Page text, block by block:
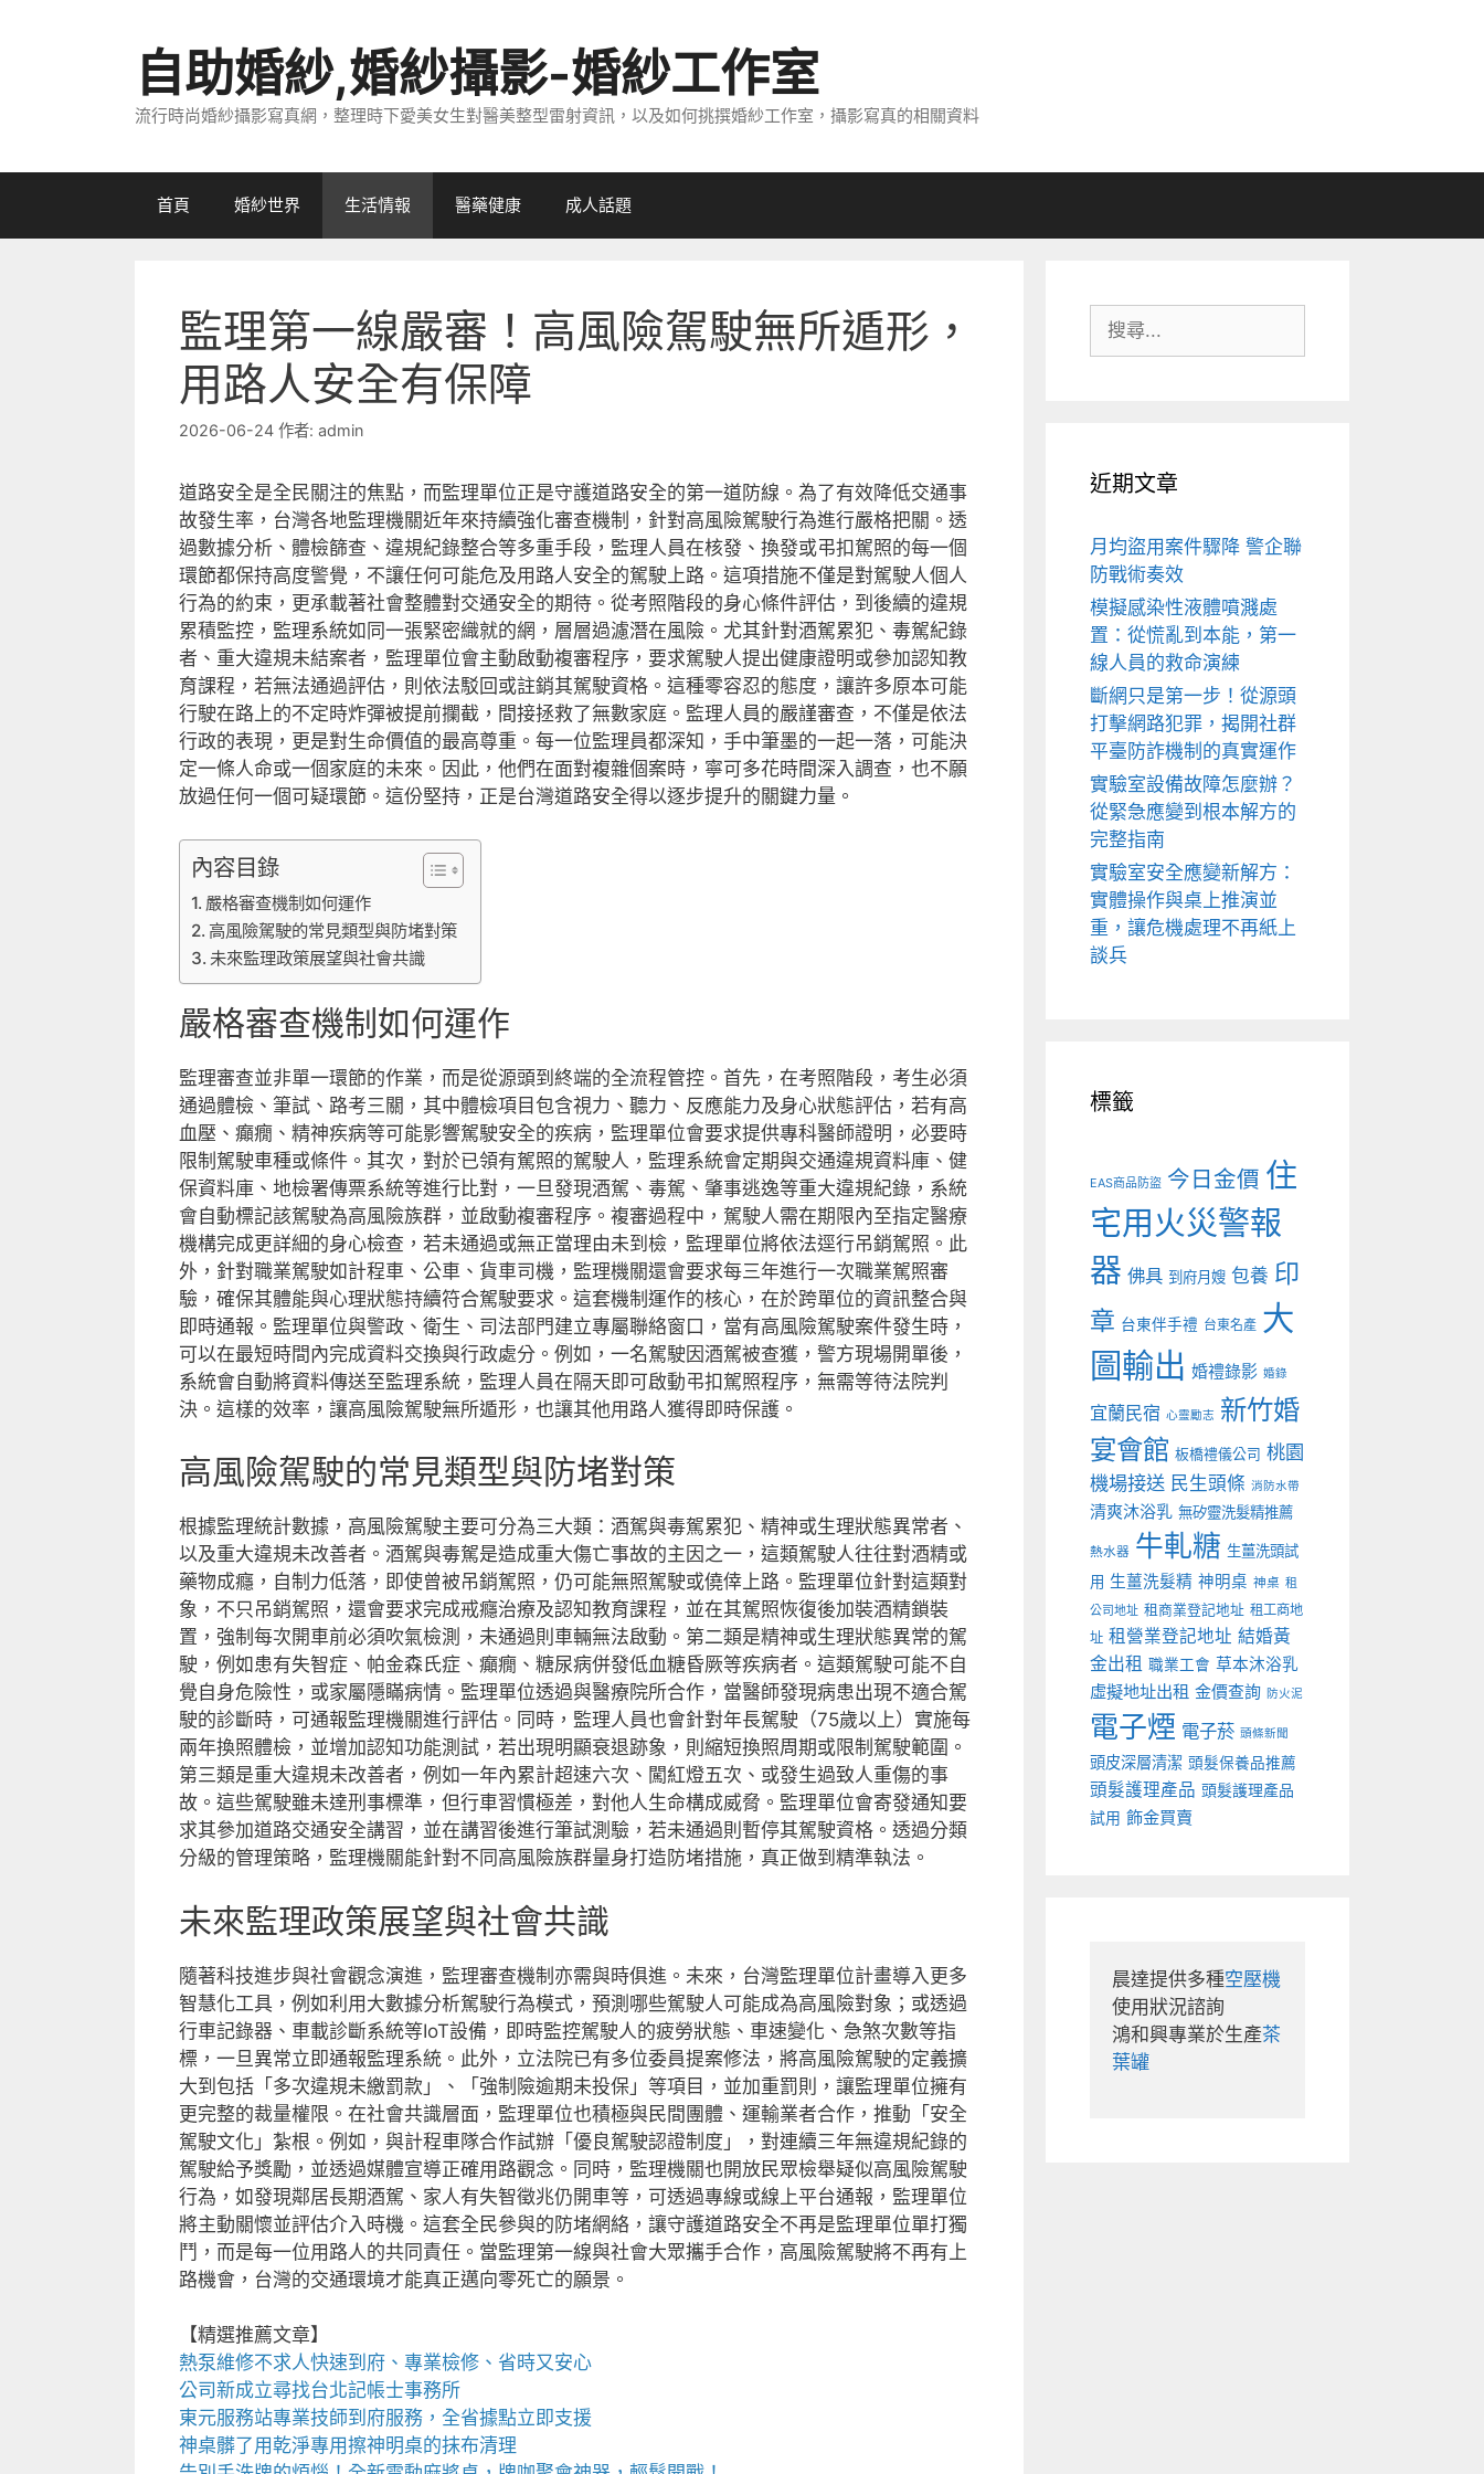
自助婚紗,婚紗攝影-婚紗工作室
流行時尚婚紗攝影寫真網，整理時下愛美女生對醫美整型雷射資訊，以及如何挑撰婚紗工作室，攝影寫真的相關資料
首頁 婚紗世界 生活情報 醫藥健康 成人話題
監理第一線嚴審！高風險駕駛無所遁形，
用路人安全有保障
2026-06-24 作者: admin
道路安全是全民關注的焦點，而監理單位正是守護道路安全的第一道防線。為了有效降低交通事
故發生率，台灣各地監理機關近年來持續強化審查機制，針對高風險駕駛行為進行嚴格把關。透
過數據分析、體檢篩查、違規紀錄整合等多重手段，監理人員在核發、換發或弔扣駕照的每一個
環節都保持高度警覺，不讓任何可能危及用路人安全的駕駛上路。這項措施不僅是對駕駛人個人
行為的約束，更承載著社會整體對交通安全的期待。從考照階段的身心條件評估，到後續的違規
累積監控，監理系統如同一張緊密織就的網，層層過濾潛在風險。尤其針對酒駕累犯、毒駕紀錄
者、重大違規未結案者，監理單位會主動啟動複審程序，要求駕駛人提出健康證明或參加認知教
育課程，若無法通過評估，則依法駁回或註銷其駕駛資格。這種零容忍的態度，讓許多原本可能
行駛在路上的不定時炸彈被提前攔截，間接拯救了無數家庭。監理人員的嚴謹審查，不僅是依法
行政的表現，更是對生命價值的最高尊重。每一位監理員都深知，手中筆墨的一起一落，可能決
定一條人命或一個家庭的未來。因此，他們在面對複雜個案時，寧可多花時間深入調查，也不願
放過任何一個可疑環節。這份堅持，正是台灣道路安全得以逐步提升的關鍵力量。
內容目錄
嚴格審查機制如何運作
高風險駕駛的常見類型與防堵對策
未來監理政策展望與社會共識
嚴格審查機制如何運作
監理審查並非單一環節的作業，而是從源頭到終端的全流程管控。首先，在考照階段，考生必須
通過體檢、筆試、路考三關，其中體檢項目包含視力、聽力、反應能力及身心狀態評估，若有高
血壓、癲癇、精神疾病等可能影響駕駛安全的疾病，監理單位會要求提供專科醫師證明，必要時
限制駕駛車種或條件。其次，對於已領有駕照的駕駛人，監理系統會定期與交通違規資料庫、健
保資料庫、地檢署傳票系統等進行比對，一旦發現酒駕、毒駕、肇事逃逸等重大違規紀錄，系統
會自動標記該駕駛為高風險族群，並啟動複審程序。複審過程中，駕駛人需在期限內至指定醫療
機構完成更詳細的身心檢查，若未通過或無正當理由未到檢，監理單位將依法逕行吊銷駕照。此
外，針對職業駕駛如計程車、公車、貨車司機，監理機關還會要求每三年進行一次職業駕照審
驗，確保其體能與心理狀態持續符合駕駛要求。這套機制運作的核心，在於跨單位的資訊整合與
即時通報。監理單位與警政、衛生、司法部門建立專屬聯絡窗口，當有高風險駕駛案件發生時，
可以在最短時間內完成資料交換與行政處分。例如，一名駕駛因酒駕被查獲，警方現場開單後，
系統會自動將資料傳送至監理系統，監理人員在隔天即可啟動弔扣駕照程序，無需等待法院判
決。這樣的效率，讓高風險駕駛無所遁形，也讓其他用路人獲得即時保護。
高風險駕駛的常見類型與防堵對策
根據監理統計數據，高風險駕駛主要可分為三大類：酒駕與毒駕累犯、精神或生理狀態異常者、
以及重大違規未改善者。酒駕與毒駕是造成重大傷亡事故的主因之一，這類駕駛人往往對酒精或
藥物成癮，自制力低落，即使曾被吊銷駕照，仍可能無照駕駛或僥倖上路。監理單位針對這類對
象，不只吊銷駕照，還會要求完成戒癮治療及認知教育課程，並在其駕照恢復後加裝酒精鎖裝
置，強制每次開車前必須吹氣檢測，未通過則車輛無法啟動。第二類是精神或生理狀態異常的駕
駛，例如患有失智症、帕金森氏症、癲癇、糖尿病併發低血糖昏厥等疾病者。這類駕駛可能不自
覺自身危險性，或家屬隱瞞病情。監理單位透過與醫療院所合作，當醫師發現病患出現不適合駕
駛的診斷時，可通報監理機關進行評估。同時，監理人員也會針對年長駕駛（75歲以上）實施每
兩年換照體檢，並增加認知功能測試，若出現明顯衰退跡象，則縮短換照周期或限制駕駛範圍。
第三類是重大違規未改善者，例如一年內累計超速六次、闖紅燈五次、或發生過致人重傷的事
故。這些駕駛雖未達刑事標準，但行車習慣極差，對他人生命構成威脅。監理單位會寄發通知要
求其參加道路交通安全講習，並在講習後進行筆試測驗，若未通過則暫停其駕駛資格。透過分類
分級的管理策略，監理機關能針對不同高風險族群量身打造防堵措施，真正做到精準執法。
未來監理政策展望與社會共識
隨著科技進步與社會觀念演進，監理審查機制亦需與時俱進。未來，台灣監理單位計畫導入更多
智慧化工具，例如利用大數據分析駕駛行為模式，預測哪些駕駛人可能成為高風險對象；或透過
行車記錄器、車載診斷系統等IoT設備，即時監控駕駛人的疲勞狀態、車速變化、急煞次數等指
標，一旦異常立即通報監理系統。此外，立法院已有多位委員提案修法，將高風險駕駛的定義擴
大到包括「多次違規未繳罰款」、「強制險逾期未投保」等項目，並加重罰則，讓監理單位擁有
更完整的裁量權限。在社會共識層面，監理單位也積極與民間團體、運輸業者合作，推動「安全
駕駛文化」紮根。例如，與計程車隊合作試辦「優良駕駛認證制度」，對連續三年無違規紀錄的
駕駛給予獎勵，並透過媒體宣導正確用路觀念。同時，監理機關也開放民眾檢舉疑似高風險駕駛
行為，如發現鄰居長期酒駕、家人有失智徵兆仍開車等，可透過專線或線上平台通報，監理單位
將主動關懷並評估介入時機。這套全民參與的防堵網絡，讓守護道路安全不再是監理單位單打獨
鬥，而是每一位用路人的共同責任。當監理第一線與社會大眾攜手合作，高風險駕駛將不再有上
路機會，台灣的交通環境才能真正邁向零死亡的願景。
【精選推薦文章】
熱泵維修不求人快速到府、專業檢修、省時又安心
公司新成立尋找台北記帳士事務所
東元服務站專業技師到府服務，全省據點立即支援
神桌髒了用乾淨專用擦神明桌的抹布清理
尋:
近期文章
月均盜用案件驟降 警企聯
防戰術奏效
模擬感染性液體噴濺處
置：從慌亂到本能，第一
線人員的救命演練
斷網只是第一步！從源頭
打擊網路犯罪，揭開社群
平臺防詐機制的真實運作
實驗室設備故障怎麼辦？
從緊急應變到根本解方的
完整指南
實驗室安全應變新解方：
實體操作與桌上推演並
重，讓危機處理不再紙上
談兵
標籤
EAS商品防盜 今日金價 住
宅用火災警報
器 佛具 到府月嫂 包養 印
章 台東伴手禮 台東名產 大
圖輸出 婚禮錄影 婚錄
宜蘭民宿 心靈勵志 新竹婚
宴會館 板橋禮儀公司 桃園
機場接送 民生頭條 消防水帶
清爽沐浴乳 無矽靈洗髮精推薦
熱水器 牛軋糖 生薑洗頭試
用 生薑洗髮精 神明桌 神桌 租
公司地址 租商業登記地址 租工商地
址 租營業登記地址 結婚黃
金出租 職業工會 草本沐浴乳
虛擬地址出租 金價查詢 防火泥
電子煙 電子菸 頭條新聞
頭皮深層清潔 頭髮保養品推薦
頭髮護理產品 頭髮護理產品
試用 飾金買賣
晨達提供多種空壓機
使用狀況諮詢
鴻和興專業於生產茶
葉罐